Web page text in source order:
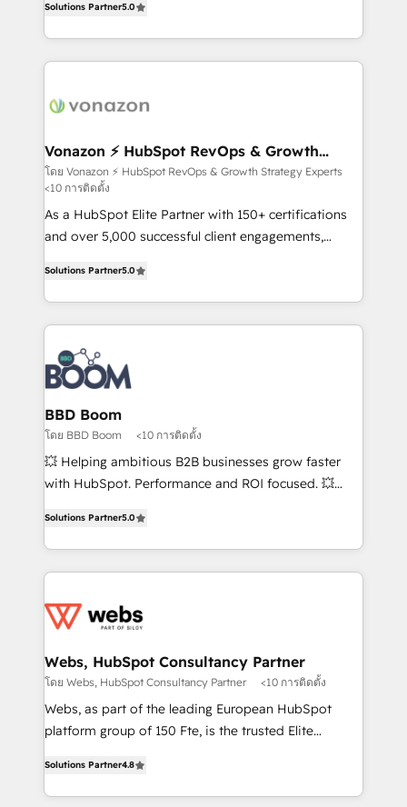
international offices and 175+ employees.
creating tailored, end-to-end CRM solutions that
accelerate growth, improve operational efficiency,
and ensure faster time to value on HubSpot. What
day one, our team takes the time to deeply
strategies that deliver impactful results. Our mission
is to empower you to unlock HubSpot’s full potential
—faster. Through expert training, unmatched
responsiveness, and ongoing support, we equip
your team to adopt new systems with confidence
customer engagement.
Solutions Partner5.0
Vonazon ⚡ HubSpot RevOps & Growth
Strategy Experts
โดย Vonazon ⚡ HubSpot RevOps & Growth Strategy Experts
<10 การติดตั้ง
As a HubSpot Elite Partner with 150+ certifications
and over 5,000 successful client engagements,
measurable, scalable growth. From onboarding to
enterprise-grade campaigns, our in-house team
builds scalable strategies that drive long-term
revenue. ⚙️ HubSpot Integration & Optimization •
Seamless CRM, CMS, and automation setup •
Complex platform migrations and data cleanups •
Custom APIs and third-party integrations 📈 End-to-
End Revenue Acceleration • Lifecycle marketing and
pipeline growth programs • Sales enablement tools
and CRM optimization • Retention strategies with
Execution • 750+ onboardings and 2,000+
implementations • Deep expertise across marketing,
Solutions Partner5.0
BBD Boom
โดย BBD Boom <10 การติดตั้ง
💥 Helping ambitious B2B businesses grow faster
with HubSpot. Performance and ROI focused. 💥
to HubSpot Better. We work with your teams to
solve all your HubSpot challenges and improve user
adoption, sales process and marketing results.
the first time 🔧 Designing and optimising your
and build using HubSpot 🔌 Integrating HubSpot
with other systems 🎓 Training your teams to be
HubSpot pros 📊 Lead generation services using
HubSpot Why us? - SIX HubSpot Accreditations -
CRM, Solutions Architecture, Onboarding , Data
Migration, Custom Integration & Platform
Solutions Partner5.0
Webs, HubSpot Consultancy Partner
โดย Webs, HubSpot Consultancy Partner <10 การติดตั้ง
Webs, as part of the leading European HubSpot
platform group of 150 Fte, is the trusted Elite
maximizing EBITDA and achieving Commercial
Excellence. With our targeted processes, we
Solutions Partner4.8